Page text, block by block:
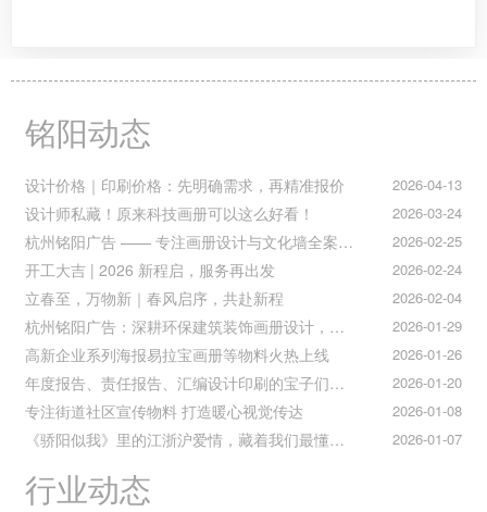
铭阳动态
2026-04-13
设计价格｜印刷价格：先明确需求，再精准报价
2026-03-24
设计师私藏！原来科技画册可以这么好看！
2026-02-25
杭州铭阳广告 —— 专注画册设计与文化墙全案落地
2026-02-24
开工大吉 | 2026 新程启，服务再出发
2026-02-04
立春至，万物新｜春风启序，共赴新程
2026-01-29
杭州铭阳广告：深耕环保建筑装饰画册设计，赋能空间美学与可持续发展
2026-01-26
高新企业系列海报易拉宝画册等物料火热上线
2026-01-20
年度报告、责任报告、汇编设计印刷的宝子们集合！
2026-01-08
专注街道社区宣传物料 打造暖心视觉传达
2026-01-07
《骄阳似我》里的江浙沪爱情，藏着我们最懂的温柔与默契
行业动态